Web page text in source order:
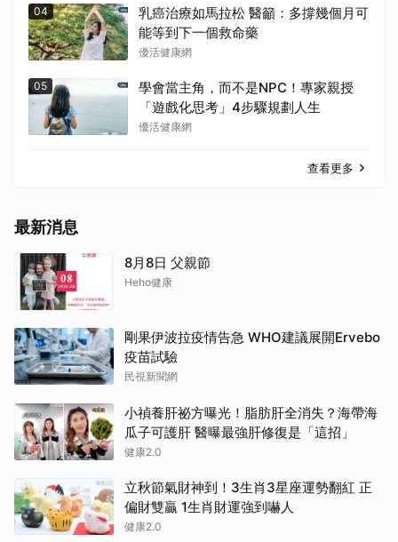
04
乳癌治療如馬拉松 醫籲：多撐幾個月可
能等到下一個救命藥
優活健康網
05
學會當主角，而不是NPC！專家親授
「遊戲化思考」4步驟規劃人生
優活健康網
查看更多
最新消息
8月8日 父親節
Heho健康
剛果伊波拉疫情告急 WHO建議展開Ervebo
疫苗試驗
民視新聞網
小禎養肝祕方曝光！脂肪肝全消失？海帶海
瓜子可護肝 醫曝最強肝修復是「這招」
健康2.0
立秋節氣財神到！3生肖3星座運勢翻紅 正
偏財雙贏 1生肖財運強到嚇人
健康2.0